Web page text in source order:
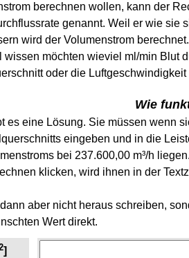
berechnen wollen, kann der
genannt. Weil er wie sie
wird der Volumenstrom berechnet.
möchten wieviel ml/min Blut
oder die
Wie
es eine Lösung. Sie müssen wenn
eingeben und in die
bei 237.600,00 m³/h
klicken, wird ihnen in der
aber nicht heraus schreiben,
Wert direkt.
]